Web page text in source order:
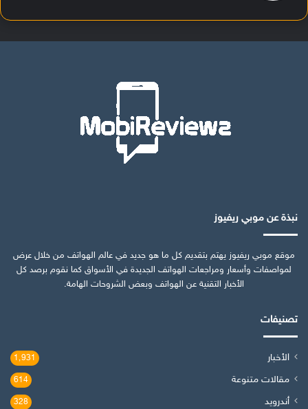
نبذة عن موبي ريفيوز
موقع موبي ريفيوز يهتم بتقديم كل ما هو جديد في عالم الهواتف من خلال عرض
لمواصفات وأسعار ومراجعات الهواتف الجديدة في الأسواق كما نقوم برصد كل
الأخبار التقنية عن الهواتف وبعض الشروحات الهامة.
تصنيفات
الأخبار 1٬931
مقالات متنوعة 614
أندرويد 328